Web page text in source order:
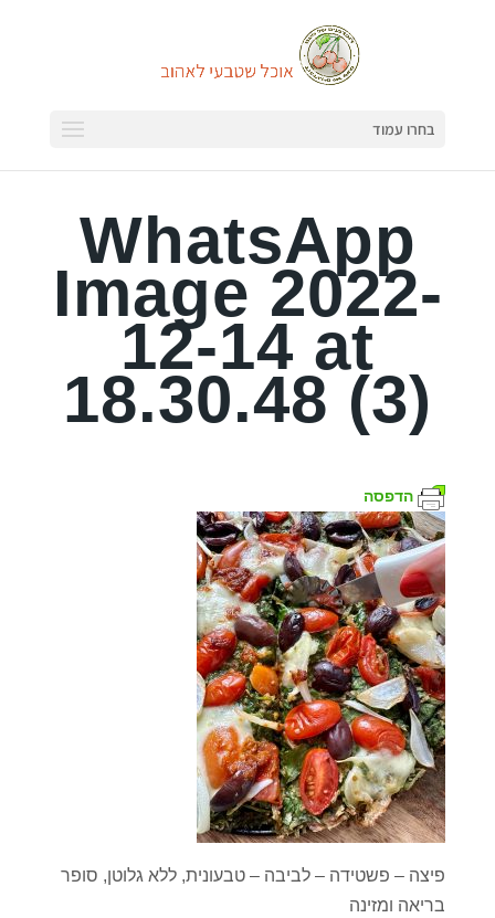
בחרו עמוד
WhatsApp
Image 2022-
12-14 at
18.30.48 (3)
הדפסה
פיצה – פשטידה – לביבה – טבעונית, ללא גלוטן, סופר
בריאה ומזינה